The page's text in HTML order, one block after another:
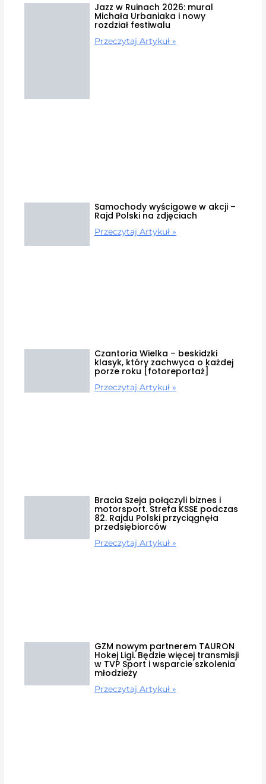
Jazz w Ruinach 2026: mural
Michała Urbaniaka i nowy
rozdział festiwalu
Przeczytaj Artykuł »
Samochody wyścigowe w akcji –
Rajd Polski na zdjęciach
Przeczytaj Artykuł »
Czantoria Wielka – beskidzki
klasyk, który zachwyca o każdej
porze roku [fotoreportaż]
Przeczytaj Artykuł »
Bracia Szeja połączyli biznes i
motorsport. Strefa KSSE podczas
82. Rajdu Polski przyciągnęła
przedsiębiorców
Przeczytaj Artykuł »
GZM nowym partnerem TAURON
Hokej Ligi. Będzie więcej transmisji
w TVP Sport i wsparcie szkolenia
młodzieży
Przeczytaj Artykuł »